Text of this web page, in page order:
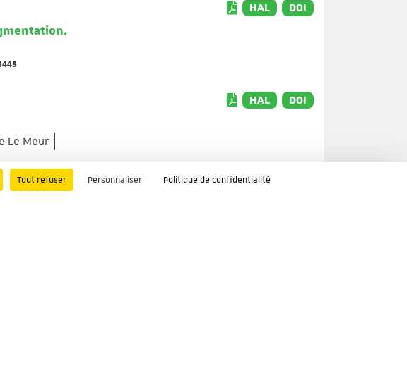
HAL DOI
Le Meur
HAL DOI
Tout refuser Personnaliser Politique de confidentialité